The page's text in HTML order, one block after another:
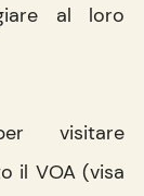
al loro
visitare
il VOA (visa